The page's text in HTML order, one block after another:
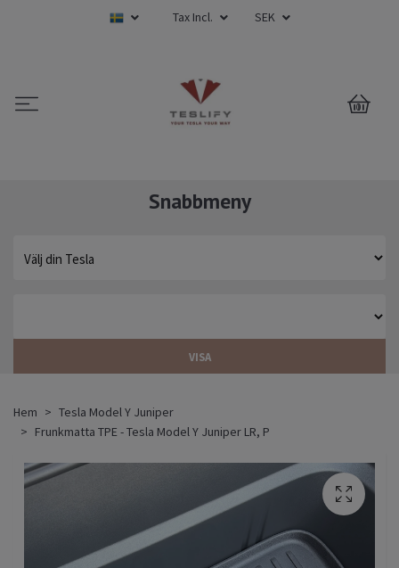
Tax Incl. SEK
0
Snabbmeny
VISA
Hem
Tesla Model Y Juniper
Frunkmatta TPE - Tesla Model Y Juniper LR, P